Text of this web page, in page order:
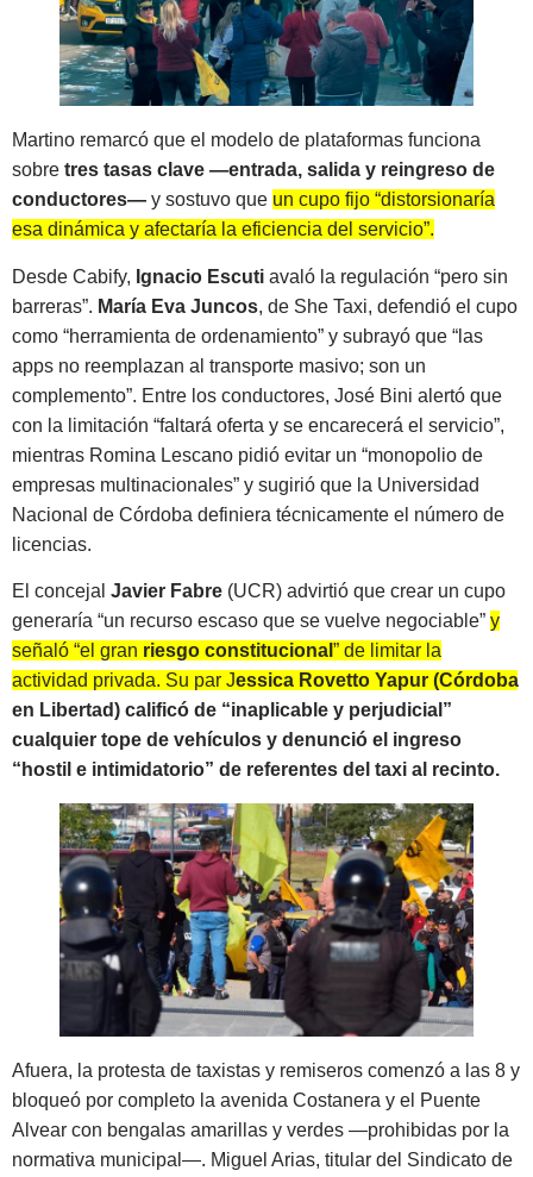
Martino remarcó que el modelo de plataformas funciona
sobre tres tasas clave —entrada, salida y reingreso de
conductores— y sostuvo que un cupo fijo “distorsionaría
esa dinámica y afectaría la eficiencia del servicio”.
Desde Cabify, Ignacio Escuti avaló la regulación “pero sin
barreras”. María Eva Juncos, de She Taxi, defendió el cupo
como “herramienta de ordenamiento” y subrayó que “las
apps no reemplazan al transporte masivo; son un
complemento”. Entre los conductores, José Bini alertó que
con la limitación “faltará oferta y se encarecerá el servicio”,
mientras Romina Lescano pidió evitar un “monopolio de
empresas multinacionales” y sugirió que la Universidad
Nacional de Córdoba definiera técnicamente el número de
licencias.
El concejal Javier Fabre (UCR) advirtió que crear un cupo
generaría “un recurso escaso que se vuelve negociable” y
señaló “el gran riesgo constitucional ” de limitar la
actividad privada. Su par Jessica Rovetto Yapur (Córdoba
en Libertad) calificó de “inaplicable y perjudicial”
cualquier tope de vehículos y denunció el ingreso
“hostil e intimidatorio” de referentes del taxi al recinto.
Afuera, la protesta de taxistas y remiseros comenzó a las 8 y
bloqueó por completo la avenida Costanera y el Puente
Alvear con bengalas amarillas y verdes —prohibidas por la
normativa municipal—. Miguel Arias, titular del Sindicato de